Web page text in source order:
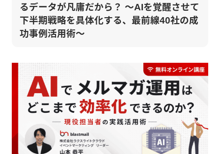
るデータが凡庸だから？ 〜AIを覚醒させて
下半期戦略を具体化する、最前線40社の成
功事例活用術〜